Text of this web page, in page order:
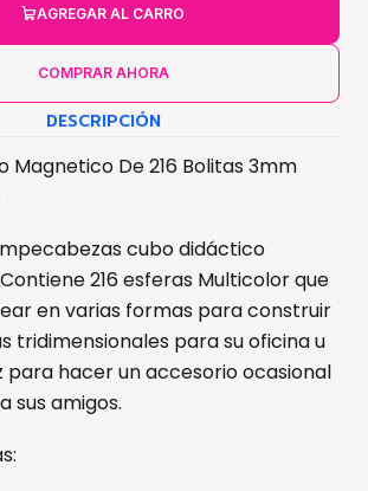
AGREGAR AL CARRO
COMPRAR AHORA
DESCRIPCIÓN
Magnetico De 216 Bolitas 3mm
cubo didáctico
216 esferas Multicolor que
en varias formas para construir
tridimensionales para su oficina u
para hacer un accesorio ocasional
sus amigos.